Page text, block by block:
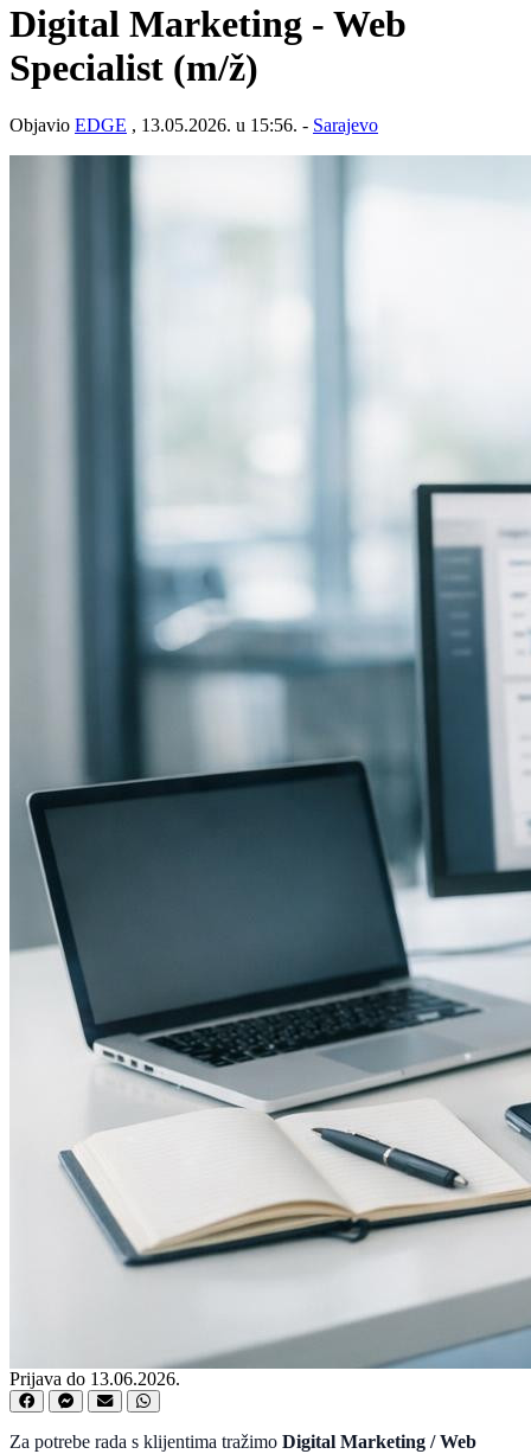
Digital Marketing - Web
Specialist (m/ž)
Objavio EDGE , 13.05.2026. u 15:56. - Sarajevo
Prijava do 13.06.2026.
Za potrebe rada s klijentima tražimo Digital Marketing / Web